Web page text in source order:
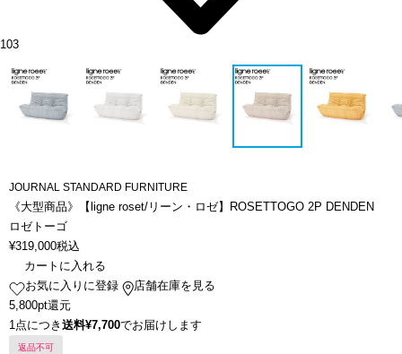
103
JOURNAL STANDARD FURNITURE
《大型商品》【ligne roset/リーン・ロゼ】ROSETTOGO 2P DENDEN
ロゼトーゴ
¥319,000税込
カートに入れる
お気に入りに登録
店舗在庫を見る
5,800pt還元
1点につき 送料¥7,700でお届けします
返品不可